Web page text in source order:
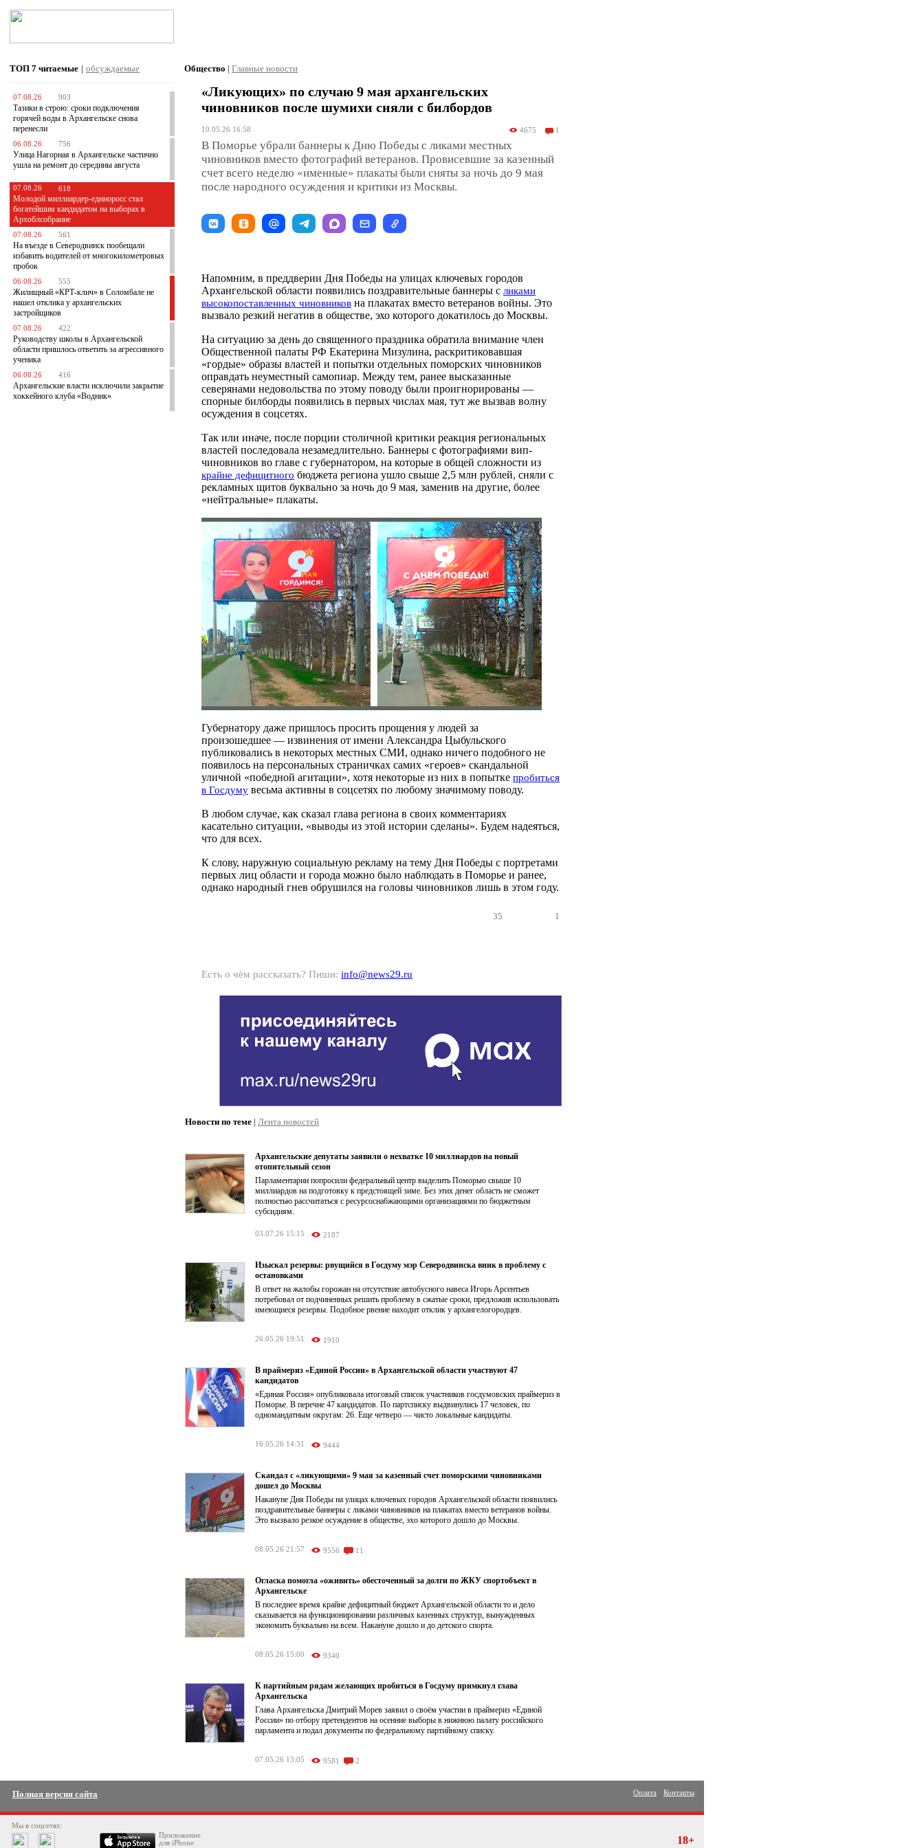
ТОП 7 читаемые | обсуждаемые
07.08.26 903
Тазики в строю: сроки подключения
горячей воды в Архангельске снова
перенесли
06.08.26 756
Улица Нагорная в Архангельске частично
ушла на ремонт до середины августа
07.08.26 618
Молодой миллиардер-единоросс стал
богатейшим кандидатом на выборах в
Архоблсобрание
07.08.26 561
На въезде в Северодвинск пообещали
избавить водителей от многокилометровых
пробок
06.08.26 555
Жилищный «КРТ-клич» в Соломбале не
нашел отклика у архангельских
застройщиков
07.08.26 422
Руководству школы в Архангельской
области пришлось ответить за агрессивного
ученика
06.08.26 416
Архангельские власти исключили закрытие
хоккейного клуба «Водник»
Общество | Главные новости
«Ликующих» по случаю 9 мая архангельских
чиновников после шумихи сняли с билбордов
10.05.26 16:58 4675 1
В Поморье убрали баннеры к Дню Победы с ликами местных
чиновников вместо фотографий ветеранов. Провисевшие за казенный
счет всего неделю «именные» плакаты были сняты за ночь до 9 мая
после народного осуждения и критики из Москвы.
Напомним, в преддверии Дня Победы на улицах ключевых городов
Архангельской области появились поздравительные баннеры с ликами
высокопоставленных чиновников на плакатах вместо ветеранов войны. Это
вызвало резкий негатив в обществе, эхо которого докатилось до Москвы.
На ситуацию за день до священного праздника обратила внимание член
Общественной палаты РФ Екатерина Мизулина, раскритиковавшая
«гордые» образы властей и попытки отдельных поморских чиновников
оправдать неуместный самопиар. Между тем, ранее высказанные
северянами недовольства по этому поводу были проигнорированы —
спорные билборды появились в первых числах мая, тут же вызвав волну
осуждения в соцсетях.
Так или иначе, после порции столичной критики реакция региональных
властей последовала незамедлительно. Баннеры с фотографиями вип-
чиновников во главе с губернатором, на которые в общей сложности из
крайне дефицитного бюджета региона ушло свыше 2,5 млн рублей, сняли с
рекламных щитов буквально за ночь до 9 мая, заменив на другие, более
«нейтральные» плакаты.
Губернатору даже пришлось просить прощения у людей за
произошедшее — извинения от имени Александра Цыбульского
публиковались в некоторых местных СМИ, однако ничего подобного не
появилось на персональных страничках самих «героев» скандальной
уличной «победной агитации», хотя некоторые из них в попытке пробиться
в Госдуму весьма активны в соцсетях по любому значимому поводу.
В любом случае, как сказал глава региона в своих комментариях
касательно ситуации, «выводы из этой истории сделаны». Будем надеяться,
что для всех.
К слову, наружную социальную рекламу на тему Дня Победы с портретами
первых лиц области и города можно было наблюдать в Поморье и ранее,
однако народный гнев обрушился на головы чиновников лишь в этом году.
35 1
Есть о чём рассказать? Пиши: info@news29.ru
Новости по теме | Лента новостей
Архангельские депутаты заявили о нехватке 10 миллиардов на новый
отопительный сезон
Парламентарии попросили федеральный центр выделить Поморью свыше 10
миллиардов на подготовку к предстоящей зиме. Без этих денег область не сможет
полностью рассчитаться с ресурсоснабжающими организациями по бюджетным
субсидиям.
03.07.26 15:15 2187
Изыскал резервы: рвущийся в Госдуму мэр Северодвинска вник в проблему с
остановками
В ответ на жалобы горожан на отсутствие автобусного навеса Игорь Арсентьев
потребовал от подчиненных решить проблему в сжатые сроки, предложив использовать
имеющиеся резервы. Подобное рвение находит отклик у архангелогородцев.
26.05.26 19:51 1910
В праймериз «Единой России» в Архангельской области участвуют 47
кандидатов
«Единая Россия» опубликовала итоговый список участников госдумовских праймериз в
Поморье. В перечне 47 кандидатов. По партсписку выдвинулись 17 человек, по
одномандатным округам: 26. Еще четверо — чисто локальные кандидаты.
16.05.26 14:31 9444
Скандал с «ликующими» 9 мая за казенный счет поморскими чиновниками
дошел до Москвы
Накануне Дня Победы на улицах ключевых городов Архангельской области появились
поздравительные баннеры с ликами чиновников на плакатах вместо ветеранов войны.
Это вызвало резкое осуждение в обществе, эхо которого дошло до Москвы.
08.05.26 21:57 9556 11
Огласка помогла «оживить» обесточенный за долги по ЖКУ спортобъект в
Архангельске
В последнее время крайне дефицитный бюджет Архангельской области то и дело
сказывается на функционировании различных казенных структур, вынужденных
экономить буквально на всем. Накануне дошло и до детского спорта.
08.05.26 15:00 9340
К партийным рядам желающих пробиться в Госдуму примкнул глава
Архангельска
Глава Архангельска Дмитрий Морев заявил о своём участии в праймериз «Единой
России» по отбору претендентов на осенние выборы в нижнюю палату российского
парламента и подал документы по федеральному партийному списку.
07.05.26 13:05 9581 2
Полная версия сайта Оплата Контакты
Мы в соцсетях:
Приложение
для iPhone
18+